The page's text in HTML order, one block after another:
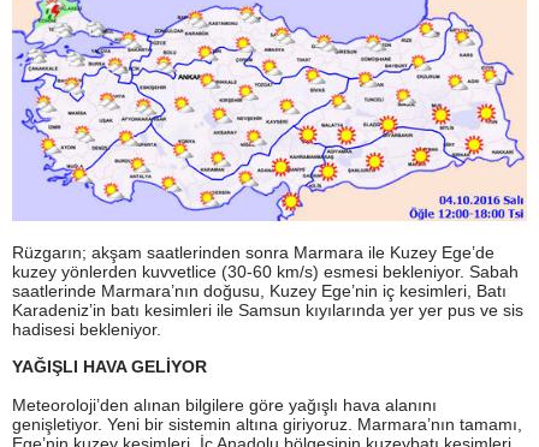
Rüzgarın; akşam saatlerinden sonra Marmara ile Kuzey Ege’de
kuzey yönlerden kuvvetlice (30-60 km/s) esmesi bekleniyor. Sabah
saatlerinde Marmara’nın doğusu, Kuzey Ege’nin iç kesimleri, Batı
Karadeniz’in batı kesimleri ile Samsun kıyılarında yer yer pus ve sis
hadisesi bekleniyor.
YAĞIŞLI HAVA GELİYOR
Meteoroloji’den alınan bilgilere göre yağışlı hava alanını
genişletiyor. Yeni bir sistemin altına giriyoruz. Marmara’nın tamamı,